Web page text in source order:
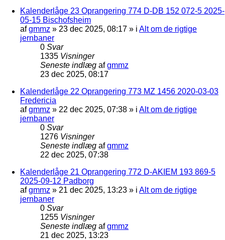
Kalenderlåge 23 Oprangering 774 D-DB 152 072-5 2025-
05-15 Bischofsheim
afgmmz » 23 dec 2025, 08:17 » i Alt om de rigtige
jernbaner
0 Svar
1335 Visninger
Seneste indlæg afgmmz
23 dec 2025, 08:17
Kalenderlåge 22 Oprangering 773 MZ 1456 2020-03-03
Fredericia
afgmmz » 22 dec 2025, 07:38 » i Alt om de rigtige
jernbaner
0 Svar
1276 Visninger
Seneste indlæg afgmmz
22 dec 2025, 07:38
Kalenderlåge 21 Oprangering 772 D-AKIEM 193 869-5
2025-09-12 Padborg
afgmmz » 21 dec 2025, 13:23 » i Alt om de rigtige
jernbaner
0 Svar
1255 Visninger
Seneste indlæg afgmmz
21 dec 2025, 13:23